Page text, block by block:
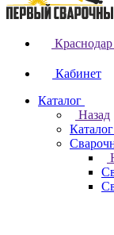
Краснодар
Кабинет
Каталог
Назад
Каталог